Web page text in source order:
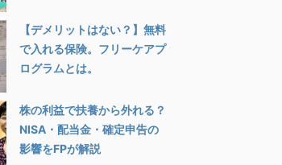
【デメリットはない？】無料
で入れる保険。フリーケアプ
ログラムとは。
株の利益で扶養から外れる？
NISA・配当金・確定申告の
影響をFPが解説